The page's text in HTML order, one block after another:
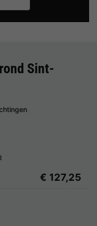
Sint-
€ 127,25